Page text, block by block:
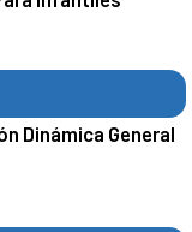
Dinámica General